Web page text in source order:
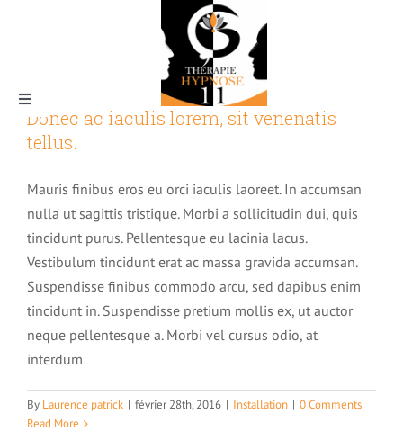
Toggle
Navigation
Pourquoi thérapie hypnose 11
La magie de l’hypnose
Donec ac iaculis lorem, sit venenatis
tellus.
Mauris finibus eros eu orci iaculis laoreet. In accumsan
nulla ut sagittis tristique. Morbi a sollicitudin dui, quis
tincidunt purus. Pellentesque eu lacinia lacus.
Vestibulum tincidunt erat ac massa gravida accumsan.
Suspendisse finibus commodo arcu, sed dapibus enim
tincidunt in. Suspendisse pretium mollis ex, ut auctor
neque pellentesque a. Morbi vel cursus odio, at
interdum
By Laurence patrick | février 28th, 2016 | Installation | 0 Comments
Read More